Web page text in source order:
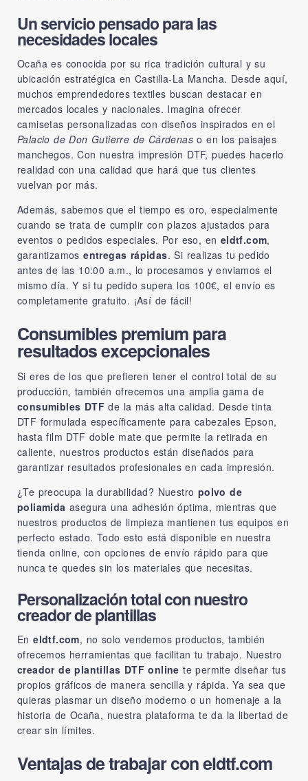
Un servicio pensado para las
necesidades locales
Ocaña es conocida por su rica tradición cultural y su
ubicación estratégica en Castilla-La Mancha. Desde aquí,
muchos emprendedores textiles buscan destacar en
mercados locales y nacionales. Imagina ofrecer
camisetas personalizadas con diseños inspirados en el
Palacio de Don Gutierre de Cárdenas o en los paisajes
manchegos. Con nuestra impresión DTF, puedes hacerlo
realidad con una calidad que hará que tus clientes
vuelvan por más.
Además, sabemos que el tiempo es oro, especialmente
cuando se trata de cumplir con plazos ajustados para
eventos o pedidos especiales. Por eso, en eldtf.com,
garantizamosentregas rápidas. Si realizas tu pedido
antes de las 10:00 a.m., lo procesamos y enviamos el
mismo día. Y si tu pedido supera los 100€, el envío es
completamente gratuito. ¡Así de fácil!
Consumibles premium para
resultados excepcionales
Si eres de los que prefieren tener el control total de su
producción, también ofrecemos una amplia gama de
consumibles DTF de la más alta calidad. Desde tinta
DTF formulada específicamente para cabezales Epson,
hasta film DTF doble mate que permite la retirada en
caliente, nuestros productos están diseñados para
garantizar resultados profesionales en cada impresión.
¿Te preocupa la durabilidad? Nuestro polvo de
poliamida asegura una adhesión óptima, mientras que
nuestros productos de limpieza mantienen tus equipos en
perfecto estado. Todo esto está disponible en nuestra
tienda online, con opciones de envío rápido para que
nunca te quedes sin los materiales que necesitas.
Personalización total con nuestro
creador de plantillas
Eneldtf.com, no solo vendemos productos, también
ofrecemos herramientas que facilitan tu trabajo. Nuestro
creador de plantillas DTF online te permite diseñar tus
propios gráficos de manera sencilla y rápida. Ya sea que
quieras plasmar un diseño moderno o un homenaje a la
historia de Ocaña, nuestra plataforma te da la libertad de
crear sin límites.
Ventajas de trabajar con eldtf.com